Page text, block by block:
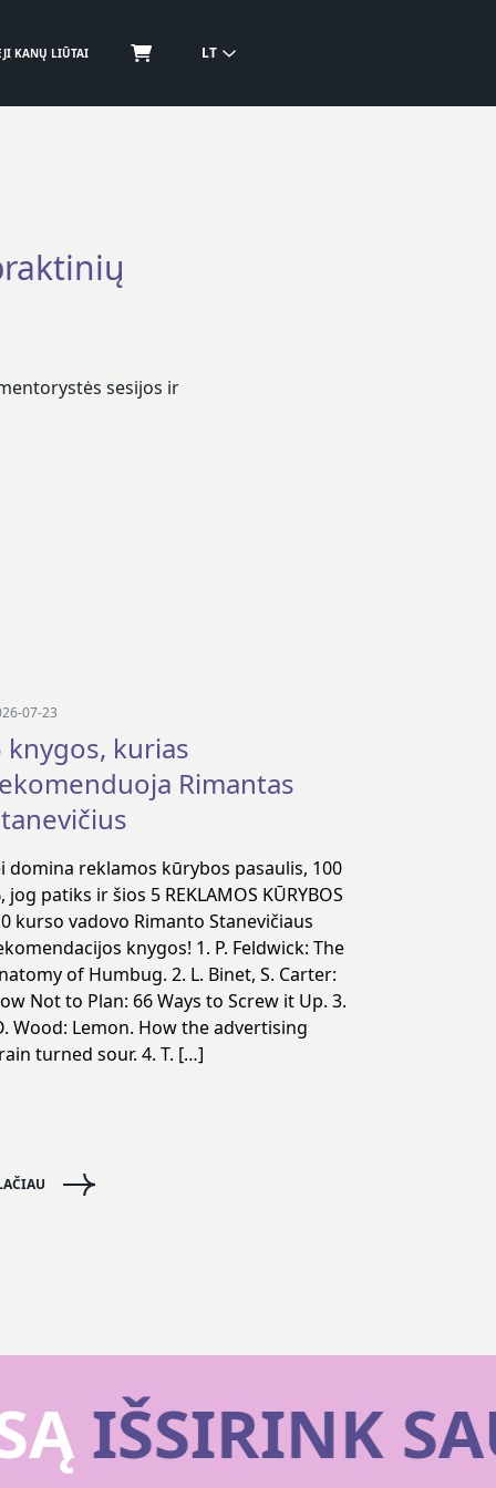
KANŲ LIŪTAI LT
sesijos ir
07-23
knygos, kurias
Rimantas
domina reklamos kūrybos pasaulis, 100
jog patiks ir šios 5 REKLAMOS KŪRYBOS
kurso vadovo Rimanto Stanevičiaus
knygos! 1. P. Feldwick: The
of Humbug. 2. L. Binet, S. Carter:
Not to Plan: 66 Ways to Screw it Up. 3.
Wood: Lemon. How the advertising
turned sour. 4. T. […]
IŠSIRINK